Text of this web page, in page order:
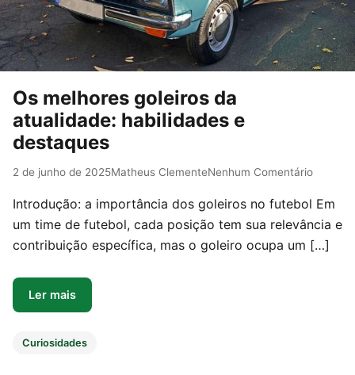
Os melhores goleiros da
atualidade: habilidades e
destaques
2 de junho de 2025Matheus ClementeNenhum Comentário
Introdução: a importância dos goleiros no futebol Em
um time de futebol, cada posição tem sua relevância e
contribuição específica, mas o goleiro ocupa um […]
Ler mais
Curiosidades